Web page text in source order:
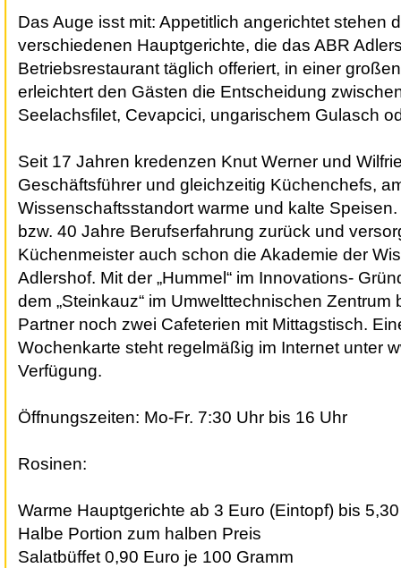
Das Auge isst mit: Appetitlich angerichtet stehen
verschiedenen Hauptgerichte, die das ABR
Betriebsrestaurant täglich offeriert, in einer
erleichtert den Gästen die Entscheidung
Seelachsfilet, Cevapcici, ungarischem Gulasch
Seit 17 Jahren kredenzen Knut Werner und
Geschäftsführer und gleichzeitig Küchenchefs,
Wissenschaftsstandort warme und kalte
bzw. 40 Jahre Berufserfahrung zurück und
Küchenmeister auch schon die Akademie der
Adlershof. Mit der „Hummel“ im Innovations-
dem „Steinkauz“ im Umwelttechnischen Zentrum
Partner noch zwei Cafeterien mit Mittagstisch.
Wochenkarte steht regelmäßig im Internet unter
Verfügung.
Öffnungszeiten: Mo-Fr. 7:30 Uhr bis 16 Uhr
Rosinen:
Warme Hauptgerichte ab 3 Euro (Eintopf) bis
Halbe Portion zum halben Preis
Salatbüffet 0,90 Euro je 100 Gramm